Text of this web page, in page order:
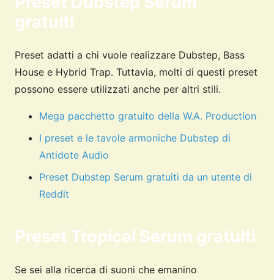
gratuiti
Preset adatti a chi vuole realizzare Dubstep, Bass
House e Hybrid Trap. Tuttavia, molti di questi preset
possono essere utilizzati anche per altri stili.
Mega pacchetto gratuito della W.A. Production
I preset e le tavole armoniche Dubstep di
Antidote Audio
Preset Dubstep Serum gratuiti da un utente di
Reddit
Preset Tropical Serum gratuiti
Se sei alla ricerca di suoni che emanino